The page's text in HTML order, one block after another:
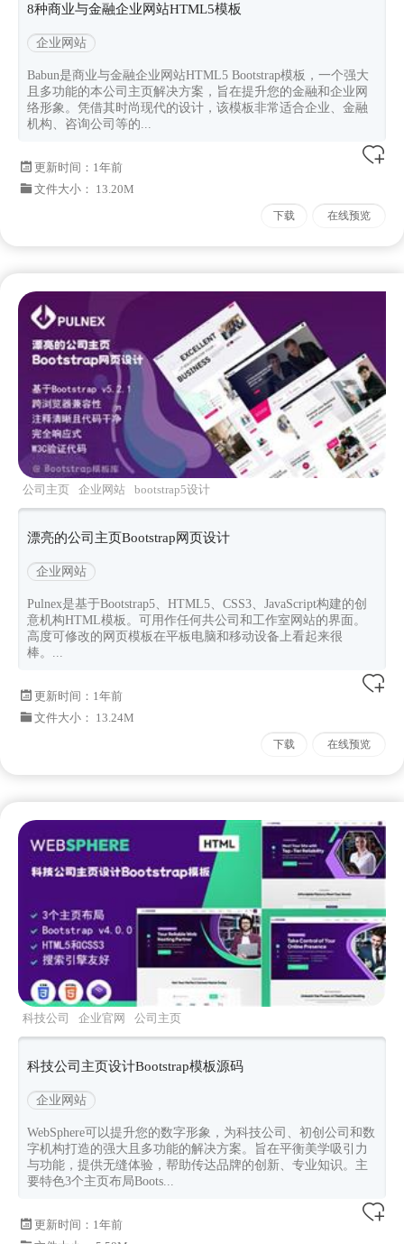
8种商业与金融企业网站HTML5模板
企业网站
Babun是商业与金融企业网站HTML5 Bootstrap模板，一个强大
且多功能的本公司主页解决方案，旨在提升您的金融和企业网
络形象。凭借其时尚现代的设计，该模板非常适合企业、金融
机构、咨询公司等的...
更新时间： 1年前
文件大小： 13.20M
下载 在线预览
公司主页 企业网站
bootstrap5设计
pulnex
Bootstrapv521
漂亮的公司主页Bootstrap网页设计
企业网站
Pulnex是基于Bootstrap5、HTML5、CSS3、JavaScript构建的创
意机构HTML模板。可用作任何共公司和工作室网站的界面。
高度可修改的网页模板在平板电脑和移动设备上看起来很
棒。...
更新时间： 1年前
文件大小： 13.24M
下载 在线预览
科技公司 企业官网
公司主页
科技公司主页设计Bootstrap模板源码
企业网站
WebSphere可以提升您的数字形象，为科技公司、初创公司和数
字机构打造的强大且多功能的解决方案。旨在平衡美学吸引力
与功能，提供无缝体验，帮助传达品牌的创新、专业知识。主
要特色3个主页布局Boots...
更新时间： 1年前